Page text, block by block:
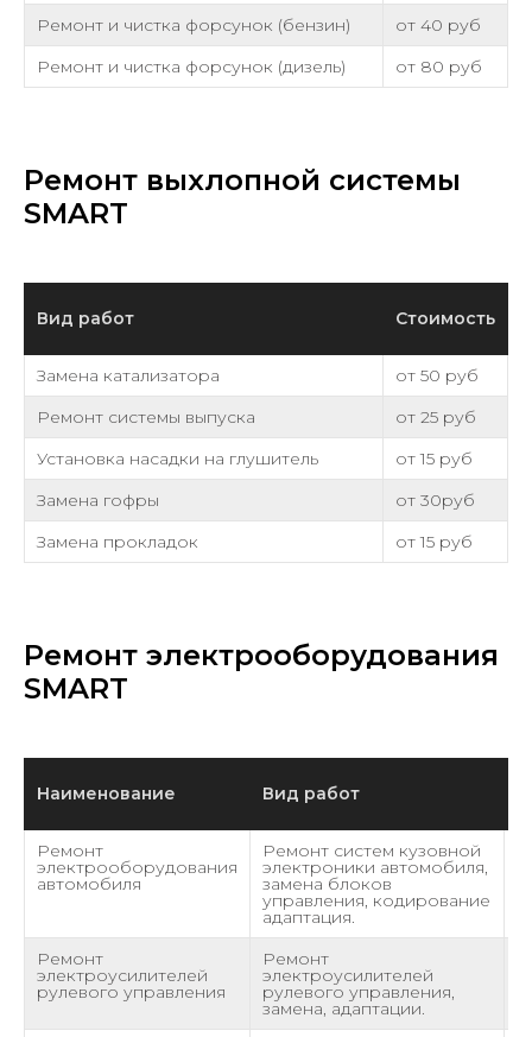
Ремонт и чистка форсунок (бензин)
от 40 руб
Ремонт и чистка форсунок (дизель)
от 80 руб
Ремонт выхлопной системы
SMART
Вид работ Стоимость
Замена катализатора
от 50 руб
Ремонт системы выпуска
от 25 руб
Установка насадки на глушитель
от 15 руб
Замена гофры
от 30руб
Замена прокладок
от 15 руб
Ремонт электрооборудования
SMART
Наименование Вид работ
Ремонт
электрооборудования
автомобиля
Ремонт систем кузовной
электроники автомобиля,
замена блоков
управления, кодирование
адаптация.
Ремонт
электроусилителей
рулевого управления
Ремонт
электроусилителей
рулевого управления,
замена, адаптации.